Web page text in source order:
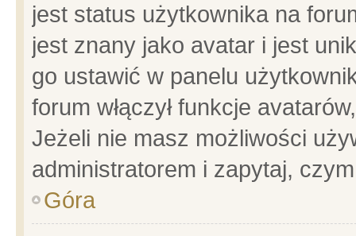
jest status użytkownika na
jest znany jako avatar i jest
go ustawić w panelu
forum włączył funkcje
Jeżeli nie masz możliwości
administratorem i zapytaj,
Góra